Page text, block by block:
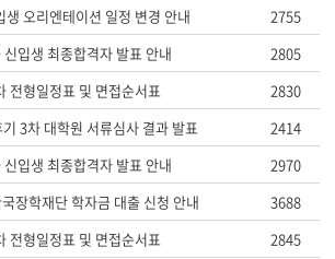
생 오리엔테이션 일정 변경 안내
2755
입생 최종합격자 발표 안내
2805
전형일정표 및 면접순서표
2830
3차 대학원 서류심사 결과 발표
2414
입생 최종합격자 발표 안내
2970
장학재단 학자금 대출 신청 안내
3688
전형일정표 및 면접순서표 2845